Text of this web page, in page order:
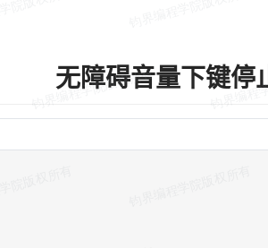
无障碍音量下键停